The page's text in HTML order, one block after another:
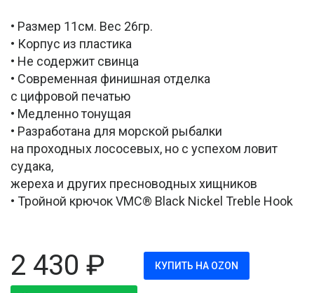
• Размер 11см. Вес 26гр.
• Корпус из пластика
• Не содержит свинца
• Современная финишная отделка
с цифровой печатью
• Медленно тонущая
• Разработана для морской рыбалки
на проходных лососевых, но с успехом ловит
судака,
жереха и других пресноводных хищников
• Тройной крючок VMC® Black Nickel Treble Hook
2 430 ₽ КУПИТЬ НА OZON